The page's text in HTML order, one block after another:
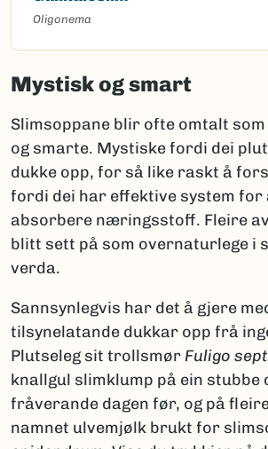
Oligonema
Mystisk og smart
Slimsoppane blir ofte omtalt
og smarte. Mystiske fordi dei
dukke opp, for så like raskt å
fordi dei har effektive system for
absorbere næringsstoff. Fleire
blitt sett på som overnaturlege i
verda.
Sannsynlegvis har det å gjere
tilsynelatande dukkar opp frå
Plutseleg sit trollsmør Fuligo
knallgul slimklump på ein stubbe
fråverande dagen før, og på
namnet ulvemjølk brukt for